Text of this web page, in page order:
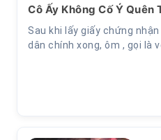
Cô Ấy Không Cố Ý Quên
Sau khi lấy giấy chứng
dân chính xong, ôm , gọi là